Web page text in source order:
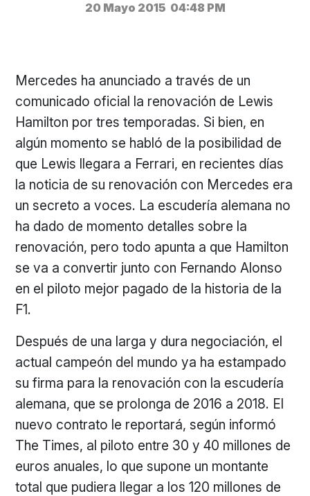
20 Mayo 2015 04:48 PM
Mercedes ha anunciado a través de un
comunicado oficial la renovación de Lewis
Hamilton por tres temporadas. Si bien, en
algún momento se habló de la posibilidad de
que Lewis llegara a Ferrari, en recientes días
la noticia de su renovación con Mercedes era
un secreto a voces. La escudería alemana no
ha dado de momento detalles sobre la
renovación, pero todo apunta a que Hamilton
se va a convertir junto con Fernando Alonso
en el piloto mejor pagado de la historia de la
F1.
Después de una larga y dura negociación, el
actual campeón del mundo ya ha estampado
su firma para la renovación con la escudería
alemana, que se prolonga de 2016 a 2018. El
nuevo contrato le reportará, según informó
The Times, al piloto entre 30 y 40 millones de
euros anuales, lo que supone un montante
total que pudiera llegar a los 120 millones de